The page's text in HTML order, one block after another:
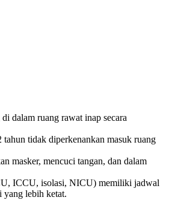
dalam ruang rawat inap secara
tidak diperkenankan masuk ruang
masker, mencuci tangan, dan dalam
ICCU, isolasi, NICU) memiliki jadwal
yang lebih ketat.